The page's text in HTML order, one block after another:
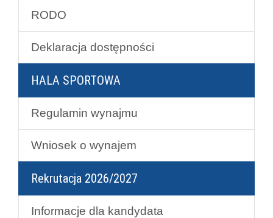
RODO
Deklaracja dostępności
HALA SPORTOWA
Regulamin wynajmu
Wniosek o wynajem
Rekrutacja 2026/2027
Informacje dla kandydata